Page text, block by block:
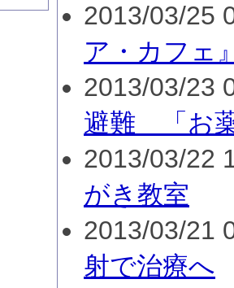
2013/03/25
ア・カフェ
2013/03/23
避難 「お
2013/03/22
がき教室
2013/03/21
射で治療へ